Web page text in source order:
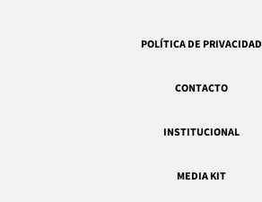
POLÍTICA DE PRIVACIDAD
CONTACTO
INSTITUCIONAL
MEDIA KIT